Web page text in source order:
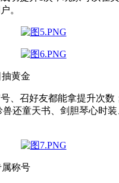
。
黄金
、召好友都能拿提升次数
还童天书、剑胆琴心时
属称号